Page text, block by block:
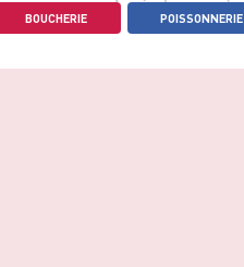
BOUCHERIE POISSONNERIE